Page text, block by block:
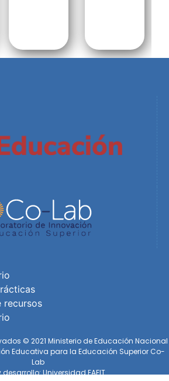
recursos
© 2021 Ministerio de Educación Nacional
Educativa para la Educación Superior Co-
Lab
desarrollo: Universidad EAFIT